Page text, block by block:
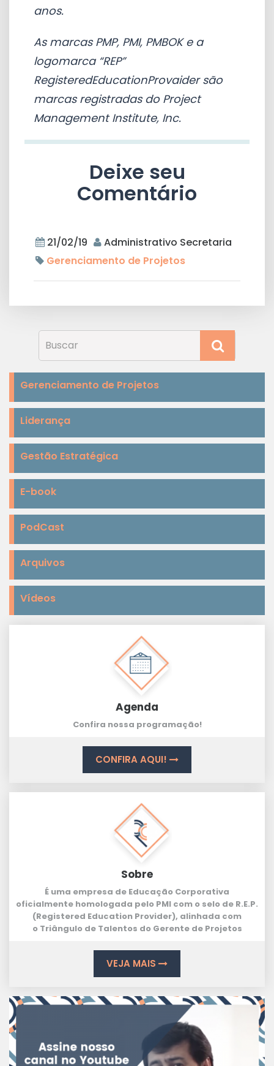
anos.
As marcas PMP, PMI, PMBOK e a
logomarca “REP”
RegisteredEducationProvaider são
marcas registradas do Project
Management Institute, Inc.
Deixe seu
Comentário
21/02/19
Administrativo Secretaria
Gerenciamento de Projetos
Gerenciamento de Projetos
Liderança
Gestão Estratégica
E-book
PodCast
Arquivos
Vídeos
Agenda
Confira nossa programação!
CONFIRA AQUI!
Sobre
É uma empresa de Educação Corporativa
oficialmente homologada pelo PMI com o selo de R.E.P.
(Registered Education Provider), alinhada com
o Triângulo de Talentos do Gerente de Projetos
VEJA MAIS